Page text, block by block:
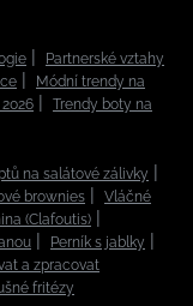
Partnerské vztahy
Módní trendy na
Trendy boty na
na salátové zálivky
brownies
Vláčné
(Clafoutis)
Perník s jablky
a zpracovat
fritézy